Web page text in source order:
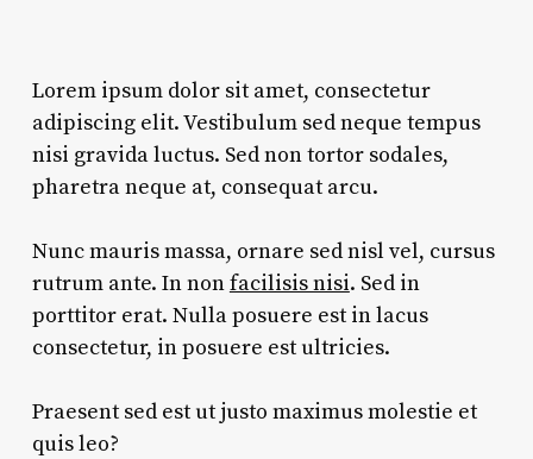
Lorem ipsum dolor sit amet, consectetur
adipiscing elit. Vestibulum sed neque tempus
nisi gravida luctus. Sed non tortor sodales,
pharetra neque at, consequat arcu.
Nunc mauris massa, ornare sed nisl vel, cursus
rutrum ante. In nonfacilisis nisi. Sed in
porttitor erat. Nulla posuere est in lacus
consectetur, in posuere est ultricies.
Praesent sed est ut justo maximus molestie et
quis leo?